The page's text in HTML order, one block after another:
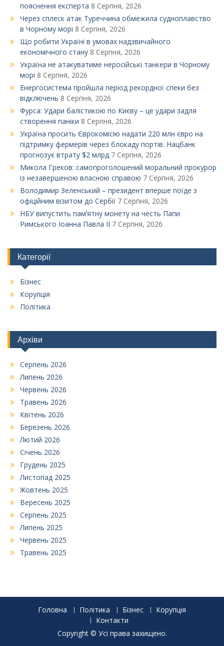
пояснення експерта 8 Серпня, 2026
Через сплеск атак Туреччина обмежила судноплавство
в Чорному морі 8 Серпня, 2026
Що робити Україні в умовах надзвичайного
економічного стану 8 Серпня, 2026
Україна не атакуватиме неросійські танкери в Чорному
морі 8 Серпня, 2026
Енергосистема пройшла період рекордної спеки без
відключень 8 Серпня, 2026
Фурса: Удари балістикою по Києву – це удари задля
створення паніки 8 Серпня, 2026
Україна просить Єврокомісію надати 220 млн євро на
підтримку фермерів через блокаду портів. Нацбанк
прогнозує втрату $2 млрд 7 Серпня, 2026
Микола Греков: самопроголошений моральний прокурор
із незавершеною власною справою 7 Серпня, 2026
Володимир Зеленський – президент вперше поїде з
офіційним візитом до Сербії 7 Серпня, 2026
НБУ випустить памʼятну монету на честь Папи
Римського Іоанна Павла ІІ 7 Серпня, 2026
Категорії
Бізнес
Корупція
Політика
Архіви
Серпень 2026
Липень 2026
Червень 2026
Травень 2026
Квітень 2026
Березень 2026
Лютий 2026
Січень 2026
Грудень 2025
Листопад 2025
Жовтень 2025
Вересень 2025
Серпень 2025
Липень 2025
Червень 2025
Травень 2025
Головна Політика Бізнес
Корупція
Контакти
Copyright © Усі права захищено.